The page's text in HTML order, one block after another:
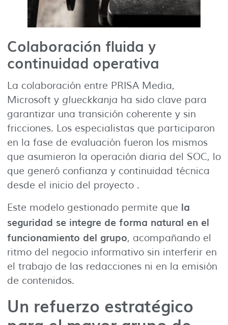
Colaboración fluida y
continuidad operativa
La colaboración entre PRISA Media,
Microsoft y glueckkanja ha sido clave para
garantizar una transición coherente y sin
fricciones. Los especialistas que participaron
en la fase de evaluación fueron los mismos
que asumieron la operación diaria del SOC, lo
que generó confianza y continuidad técnica
desde el inicio del proyecto .
Este modelo gestionado permite que la
seguridad se integre de forma natural en el
funcionamiento del grupo, acompañando el
ritmo del negocio informativo sin interferir en
el trabajo de las redacciones ni en la emisión
de contenidos.
Un refuerzo estratégico